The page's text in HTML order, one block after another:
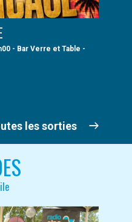
- Bar Verre et Table -
les sorties